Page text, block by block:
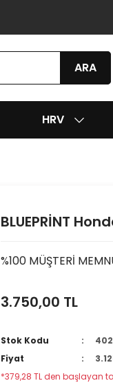
ARA
HRV
BLUEPRİNT
%100 MÜŞTERİ
3.750,00 TL
Stok Kodu
402
Fiyat
*379,28 TL den başlayan